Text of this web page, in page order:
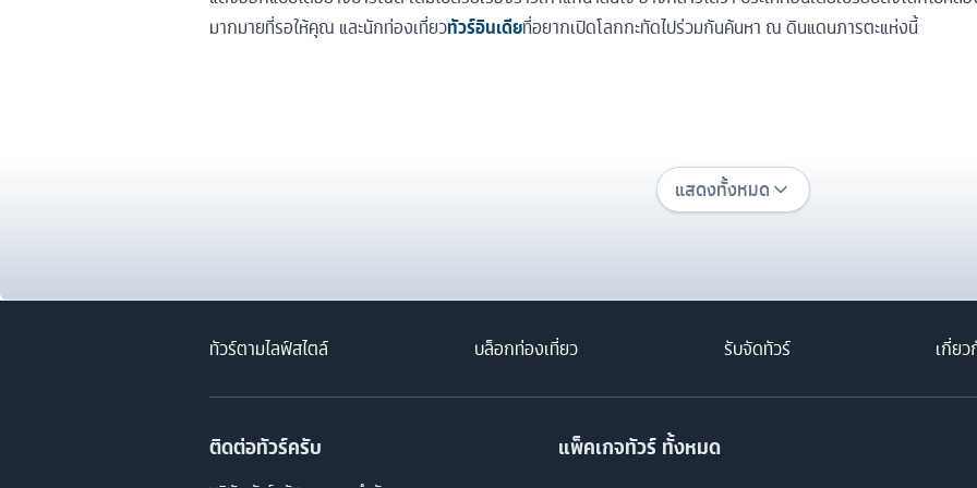
มากมายที่รอให้คุณ และนักท่องเที่ยวทัวร์อินเดียที่อยากเปิดโลกกะทัดไปร่วมกันค้นหา ณ ดินแดนภารตะแห่งนี้
แสดงทั้งหมด
ทัวร์ตามไลฟ์สไตล์ บล็อกท่องเที่ยว รับจัดทัวร์ เกี่ยว
ติดต่อทัวร์ครับ แพ็คเกจทัวร์ ทั้งหมด